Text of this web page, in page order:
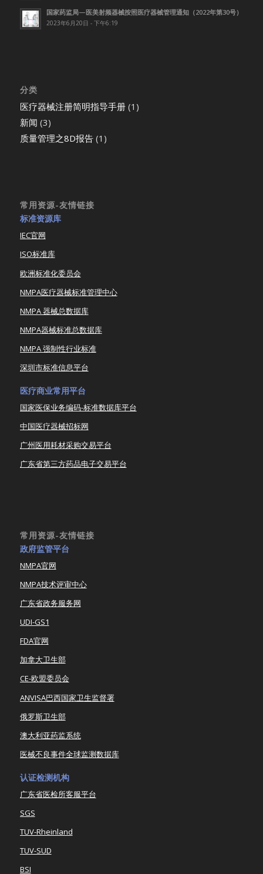
国家药监局—医美射频器械按照医疗器械管理通知（2022年第30号）
2023年6月20日 - 下午6:19
分类
医疗器械注册简明指导手册(1)
新闻 (3)
质量管理之8D报告(1)
常用资源-友情链接
标准资源库
IEC官网
ISO标准库
欧洲标准化委员会
NMPA医疗器械标准管理中心
NMPA 器械总数据库
NMPA器械标准总数据库
NMPA 强制性行业标准
深圳市标准信息平台
医疗商业常用平台
国家医保业务编码-标准数据库平台
中国医疗器械招标网
广州医用耗材采购交易平台
广东省第三方药品电子交易平台
常用资源-友情链接
政府监管平台
NMPA官网
NMPA技术评审中心
广东省政务服务网
UDI-GS1
FDA官网
加拿大卫生部
CE-欧盟委员会
ANVISA巴西国家卫生监督署
俄罗斯卫生部
澳大利亚药监系统
医械不良事件全球监测数据库
认证检测机构
广东省医检所客服平台
SGS
TUV-Rheinland
TUV-SUD
BSI